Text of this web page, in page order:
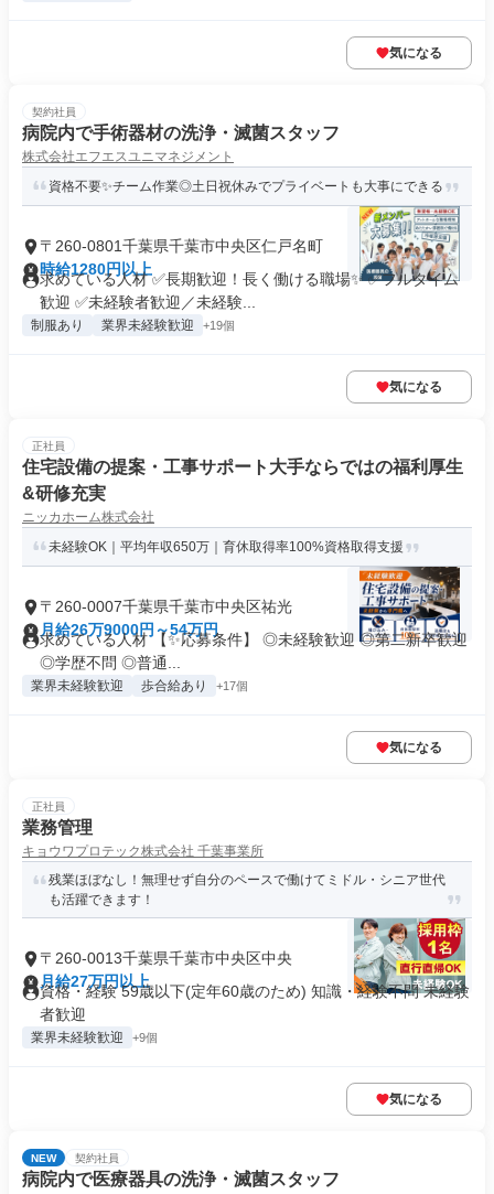
気になる
契約社員
病院内で手術器材の洗浄・滅菌スタッフ
株式会社エフエスユニマネジメント
資格不要✨チーム作業◎土日祝休みでプライベートも大事にできる
〒260-0801千葉県千葉市中央区仁戸名町
時給1280円以上
求めている人材 ✅長期歓迎！長く働ける職場✨ ✅フルタイム
歓迎 ✅未経験者歓迎／未経験...
制服あり 業界未経験歓迎 +19個
気になる
正社員
住宅設備の提案・工事サポート大手ならではの福利厚生
&研修充実
ニッカホーム株式会社
未経験OK｜平均年収650万｜育休取得率100%資格取得支援
〒260-0007千葉県千葉市中央区祐光
月給26万9000円～54万円
求めている人材 【✨応募条件】 ◎未経験歓迎 ◎第二新卒歓迎
◎学歴不問 ◎普通...
業界未経験歓迎 歩合給あり +17個
気になる
正社員
業務管理
キョウワプロテック株式会社 千葉事業所
残業ほぼなし！無理せず自分のペースで働けてミドル・シニア世代
も活躍できます！
〒260-0013千葉県千葉市中央区中央
月給27万円以上
資格・経験 59歳以下(定年60歳のため) 知識・経験不問 未経験
者歓迎
業界未経験歓迎 +9個
気になる
NEW 契約社員
病院内で医療器具の洗浄・滅菌スタッフ